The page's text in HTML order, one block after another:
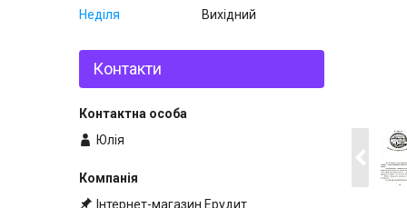
Неділя
Вихідний
Контакти
Юлія
Інтернет-магазин Ерудит